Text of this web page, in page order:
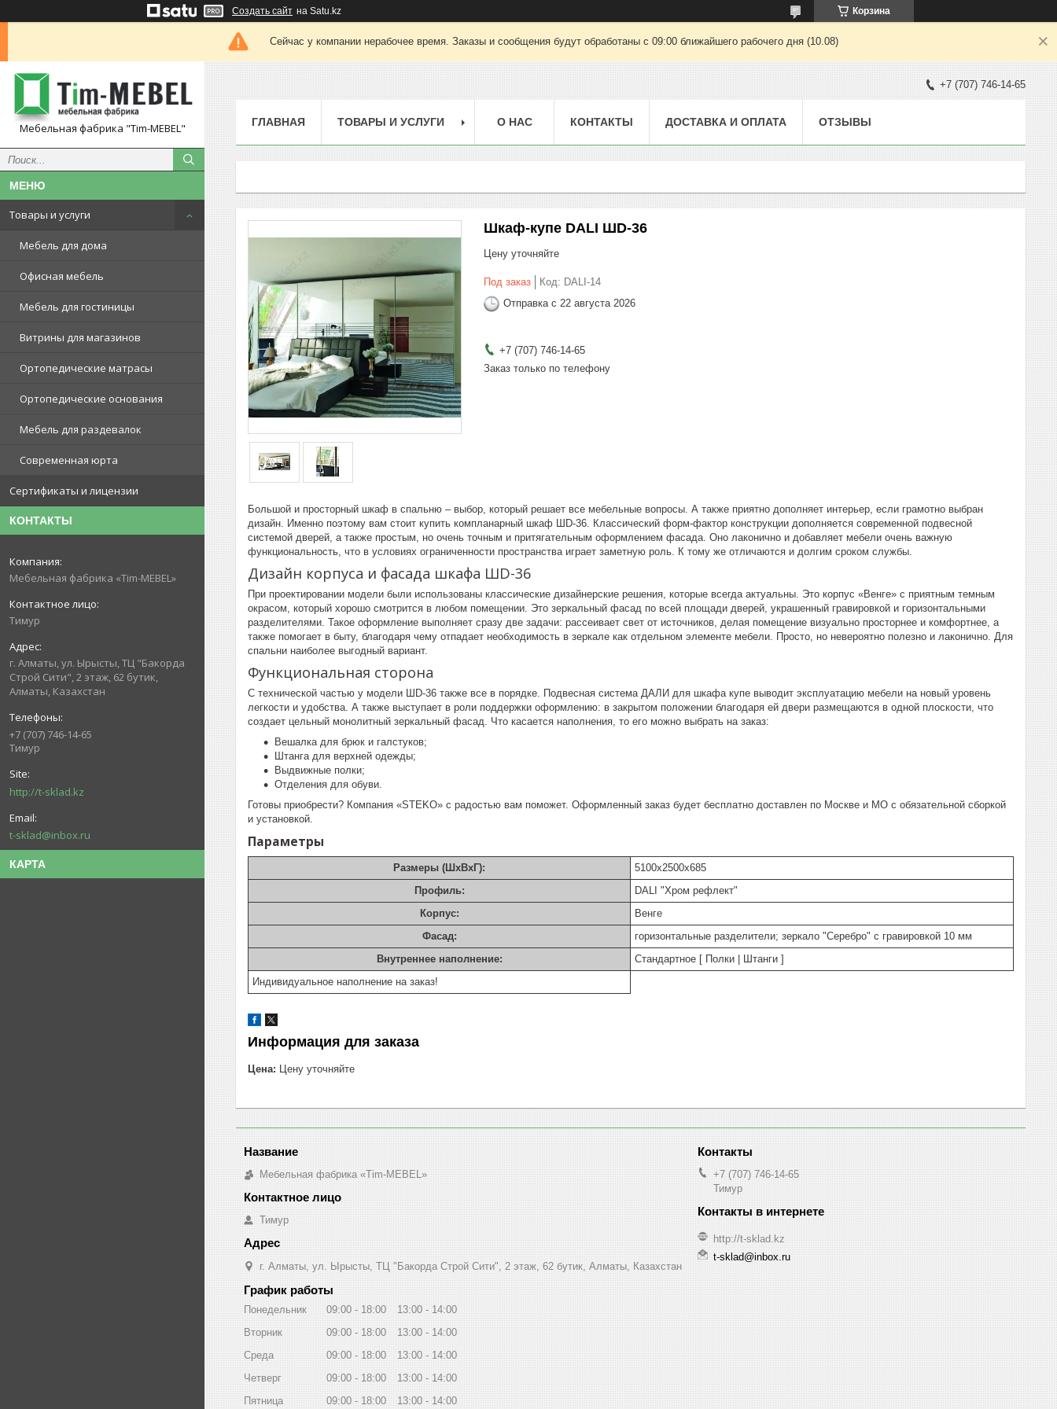
Создать сайт на Satu.kz Корзина
Сейчас у компании нерабочее время. Заказы и сообщения будут обработаны с 09:00 ближайшего рабочего дня (10.08)
Мебельная фабрика "Tim-MEBEL"
Товары и услуги
Мебель для дома
Офисная мебель
Мебель для гостиницы
Витрины для магазинов
Ортопедические матрасы
Ортопедические основания
Мебель для раздевалок
Современная юрта
Сертификаты и лицензии
КОНТАКТЫ
Мебельная фабрика «Tim-MEBEL»
Тимур
г. Алматы, ул. Ырысты, ТЦ "Бакорда
Строй Сити", 2 этаж, 62 бутик,
Алматы, Казахстан
+7 (707) 746-14-65
Тимур
http://t-sklad.kz
t-sklad@inbox.ru
КАРТА
+7 (707) 746-14-65
ГЛАВНАЯ ТОВАРЫ И УСЛУГИ О НАС КОНТАКТЫ ДОСТАВКА И ОПЛАТА ОТЗЫВЫ
Шкаф-купе DALI ШD-36
Цену уточняйте
Под заказ Код: DALI-14
Отправка с 22 августа 2026
+7 (707) 746-14-65
Заказ только по телефону
Большой и просторный шкаф в спальню – выбор, который решает все мебельные вопросы. А также приятно дополняет интерьер, если грамотно выбран
дизайн. Именно поэтому вам стоит купить компланарный шкаф ШD-36. Классический форм-фактор конструкции дополняется современной подвесной
системой дверей, а также простым, но очень точным и притягательным оформлением фасада. Оно лаконично и добавляет мебели очень важную
функциональность, что в условиях ограниченности пространства играет заметную роль. К тому же отличаются и долгим сроком службы.
Дизайн корпуса и фасада шкафа ШD-36
При проектировании модели были использованы классические дизайнерские решения, которые всегда актуальны. Это корпус «Венге» с приятным темным
окрасом, который хорошо смотрится в любом помещении. Это зеркальный фасад по всей площади дверей, украшенный гравировкой и горизонтальными
разделителями. Такое оформление выполняет сразу две задачи: рассеивает свет от источников, делая помещение визуально просторнее и комфортнее, а
также помогает в быту, благодаря чему отпадает необходимость в зеркале как отдельном элементе мебели. Просто, но невероятно полезно и лаконично. Для
спальни наиболее выгодный вариант.
Функциональная сторона
С технической частью у модели ШD-36 также все в порядке. Подвесная система ДАЛИ для шкафа купе выводит эксплуатацию мебели на новый уровень
легкости и удобства. А также выступает в роли поддержки оформлению: в закрытом положении благодаря ей двери размещаются в одной плоскости, что
создает цельный монолитный зеркальный фасад. Что касается наполнения, то его можно выбрать на заказ:
Вешалка для брюк и галстуков;
Штанга для верхней одежды;
Выдвижные полки;
Отделения для обуви.
Готовы приобрести? Компания «STEKO» с радостью вам поможет. Оформленный заказ будет бесплатно доставлен по Москве и МО с обязательной сборкой
и установкой.
Параметры
Размеры (ШхВхГ):
5100х2500х685
Профиль:
DALI "Хром рефлект"
Корпус:
Венге
Фасад:
горизонтальные разделители; зеркало "Серебро" с гравировкой 10 мм
Внутреннее наполнение:
Стандартное [ Полки | Штанги ]
Индивидуальное наполнение на заказ!
Информация для заказа
Цена: Цену уточняйте
Мебельная фабрика «Tim-MEBEL»
Тимур
г. Алматы, ул. Ырысты, ТЦ "Бакорда Строй Сити", 2 этаж, 62 бутик, Алматы, Казахстан
+7 (707) 746-14-65
Тимур
http://t-sklad.kz
t-sklad@inbox.ru
График работы
Понедельник 09:00 18:00 13:00
14:00
Вторник
09:00 18:00 13:00
14:00
Среда
09:00 18:00 13:00
14:00
Четверг
09:00 18:00 13:00
14:00
Пятница
09:00 18:00 13:00 14:00